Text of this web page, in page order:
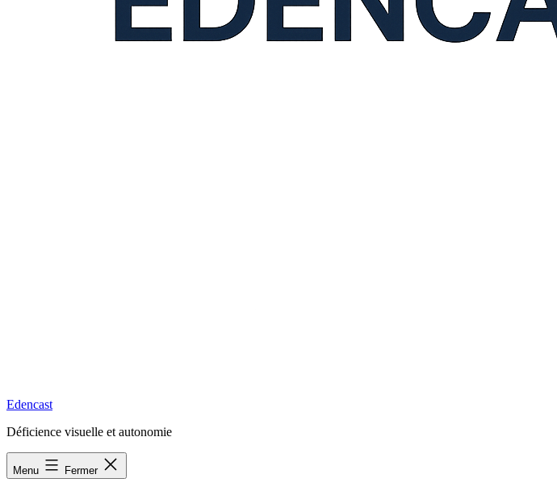
Edencast
Déficience visuelle et autonomie
Menu Fermer